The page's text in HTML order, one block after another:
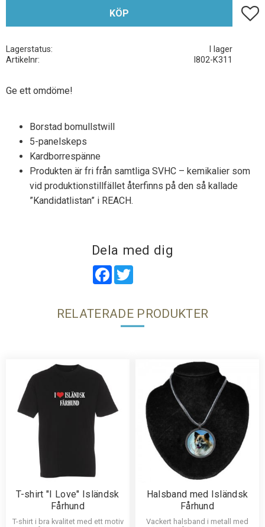
KÖP Lägg
Lagerstatus
I lager
Artikelnr
I802-K311
Ge ett omdöme!
Borstad bomullstwill
5-panelskeps
Kardborrespänne
Produkten är fri från samtliga SVHC – kemikalier som
vid produktionstillfället återfinns på den så kallade
”Kandidatlistan” i REACH.
Dela med dig
Facebook
RELATERADE PRODUKTER
T-shirt "I Love" Isländsk
Fårhund
T-shirt i bra kvalitet med ett motiv
Halsband med Isländsk
Fårhund
Vackert halsband i metall med